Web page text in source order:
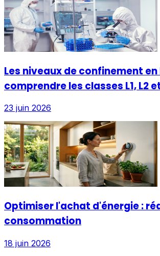
Les niveaux de confinement
comprendre les classes L1, L2
23 juin 2026
Optimiser l'achat d'énergie :
consommation
18 juin 2026